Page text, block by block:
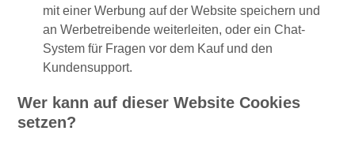
mit einer Werbung auf der Website speichern und
an Werbetreibende weiterleiten, oder ein Chat-
System für Fragen vor dem Kauf und den
Kundensupport.
Wer kann auf dieser Website Cookies
setzen?